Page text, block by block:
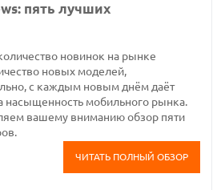
пять лучших
новинок на рынке
новых моделей,
с каждым новым днём даёт
насыщенность мобильного рынка.
вашему вниманию обзор пяти
ЧИТАТЬ ПОЛНЫЙ ОБЗОР